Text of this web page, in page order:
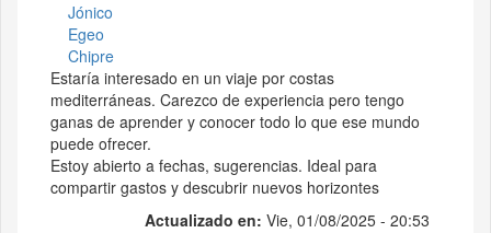
Jónico
Egeo
Chipre
Estaría interesado en un viaje por costas
mediterráneas. Carezco de experiencia pero tengo
ganas de aprender y conocer todo lo que ese mundo
puede ofrecer.
Estoy abierto a fechas, sugerencias. Ideal para
compartir gastos y descubrir nuevos horizontes
Actualizado en: Vie, 01/08/2025 - 20:53